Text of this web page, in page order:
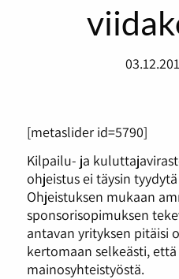
[metaslider id=5790]
Kilpailu- ja
ohjeistus ei täysin
Ohjeistuksen mukaan
sponsorisopimuksen
antavan yrityksen pitäisi
kertomaan selkeästi, että
mainosyhteistyöstä.